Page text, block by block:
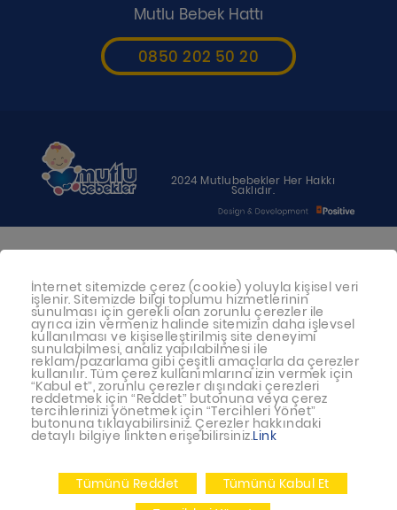
Mutlu Bebek Hattı
0850 202 50 20
2024 Mutlubebekler Her Hakkı
Saklıdır.
sütüdür. Anne sütü ile beslenmenin
mümkün olmadığı durumlarda
doktorunuza danışınız
Bu sitede yayınlanan bilgiler hekim
tavsiyesi yerine geçmez.
En doğru bilgi için doktorunuza
danışınız.
İnternet sitemizde çerez (cookie) yoluyla kişisel veri
işlenir. Sitemizde bilgi toplumu hizmetlerinin
sunulması için gerekli olan zorunlu çerezler ile
ayrıca izin vermeniz halinde sitemizin daha işlevsel
kullanılması ve kişiselleştirilmiş site deneyimi
sunulabilmesi, analiz yapılabilmesi ile
reklam/pazarlama gibi çeşitli amaçlarla da çerezler
kullanılır. Tüm çerez kullanımlarına izin vermek için
“Kabul et”, zorunlu çerezler dışındaki çerezleri
reddetmek için “Reddet” butonuna veya çerez
tercihlerinizi yönetmek için “Tercihleri Yönet”
butonuna tıklayabilirsiniz. Çerezler hakkındaki
detaylı bilgiye linkten erişebilirsiniz.Link
Tümünü Reddet
Tümünü Kabul Et